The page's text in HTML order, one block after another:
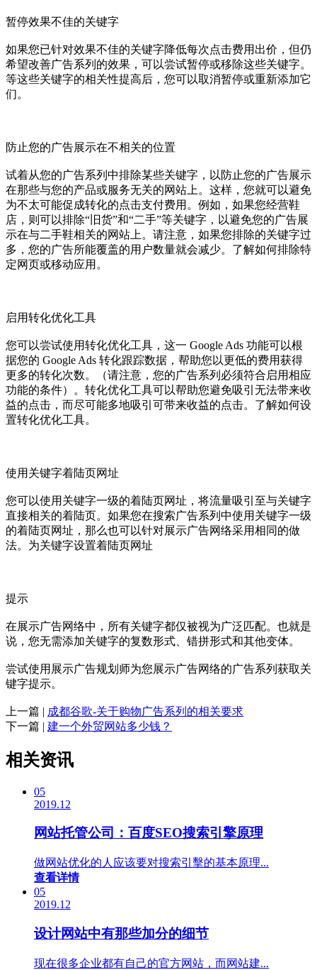
暂停效果不佳的关键字
如果您已针对效果不佳的关键字降低每次点击费用出价，但仍
希望改善广告系列的效果，可以尝试暂停或移除这些关键字。
等这些关键字的相关性提高后，您可以取消暂停或重新添加它
们。
防止您的广告展示在不相关的位置
试着从您的广告系列中排除某些关键字，以防止您的广告展示
在那些与您的产品或服务无关的网站上。这样，您就可以避免
为不太可能促成转化的点击支付费用。例如，如果您经营鞋
店，则可以排除“旧货”和“二手”等关键字，以避免您的广告展
示在与二手鞋相关的网站上。请注意，如果您排除的关键字过
多，您的广告所能覆盖的用户数量就会减少。了解如何排除特
定网页或移动应用。
启用转化优化工具
您可以尝试使用转化优化工具，这一 Google Ads 功能可以根
据您的 Google Ads 转化跟踪数据，帮助您以更低的费用获得
更多的转化次数。（请注意，您的广告系列必须符合启用相应
功能的条件）。转化优化工具可以帮助您避免吸引无法带来收
益的点击，而尽可能多地吸引可带来收益的点击。了解如何设
置转化优化工具。
使用关键字着陆页网址
您可以使用关键字一级的着陆页网址，将流量吸引至与关键字
直接相关的着陆页。如果您在搜索广告系列中使用关键字一级
的着陆页网址，那么也可以针对展示广告网络采用相同的做
法。为关键字设置着陆页网址
提示
在展示广告网络中，所有关键字都仅被视为广泛匹配。也就是
说，您无需添加关键字的复数形式、错拼形式和其他变体。
尝试使用展示广告规划师为您展示广告网络的广告系列获取关
键字提示。
上一篇 | 成都谷歌-关于购物广告系列的相关要求
下一篇 | 建一个外贸网站多少钱？
相关资讯
05
2019.12
网站托管公司：百度SEO搜索引擎原理
做网站优化的人应该要对搜索引擊的基本原理...
查看详情
05
2019.12
设计网站中有那些加分的细节
现在很多企业都有自己的官方网站，而网站建...